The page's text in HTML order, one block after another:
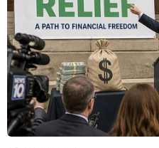
cho rằng đây là vụ việc
buôn người” tuyển lao
phép.
Theo ông, tình trạng đi
ngoài luồng (trái phép)
chí có những vùng,
ngoài luồng đã quá